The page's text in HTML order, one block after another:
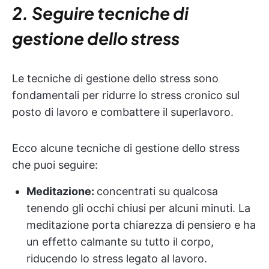
2. Seguire tecniche di
gestione dello stress
Le tecniche di gestione dello stress sono
fondamentali per ridurre lo stress cronico sul
posto di lavoro e combattere il superlavoro.
Ecco alcune tecniche di gestione dello stress
che puoi seguire:
Meditazione: concentrati su qualcosa
tenendo gli occhi chiusi per alcuni minuti. La
meditazione porta chiarezza di pensiero e ha
un effetto calmante su tutto il corpo,
riducendo lo stress legato al lavoro.